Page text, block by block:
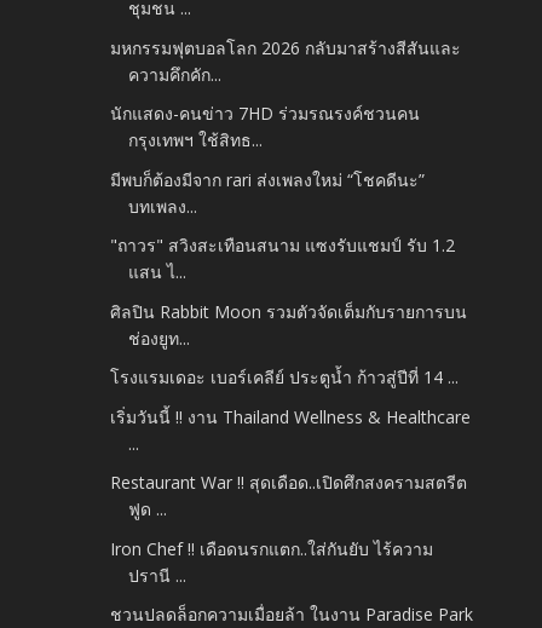
ชุมชน ...
มหกรรมฟุตบอลโลก 2026 กลับมาสร้างสีสันและ
ความคึกคัก...
นักแสดง-คนข่าว 7HD ร่วมรณรงค์ชวนคน
กรุงเทพฯ ใช้สิทธ...
มีพบก็ต้องมีจาก rari ส่งเพลงใหม่ “โชคดีนะ”
บทเพลง...
"ถาวร" สวิงสะเทือนสนาม แซงรับแชมป์ รับ 1.2
แสน ไ...
ศิลปิน Rabbit Moon รวมตัวจัดเต็มกับรายการบน
ช่องยูท...
โรงแรมเดอะ เบอร์เคลีย์ ประตูน้ำ ก้าวสู่ปีที่ 14 ...
เริ่มวันนี้ !! งาน Thailand Wellness & Healthcare
...
Restaurant War !! สุดเดือด..เปิดศึกสงครามสตรีต
ฟูด ...
Iron Chef !! เดือดนรกแตก..ใส่กันยับ ไร้ความ
ปรานี ...
ชวนปลดล็อกความเมื่อยล้า ในงาน Paradise Park